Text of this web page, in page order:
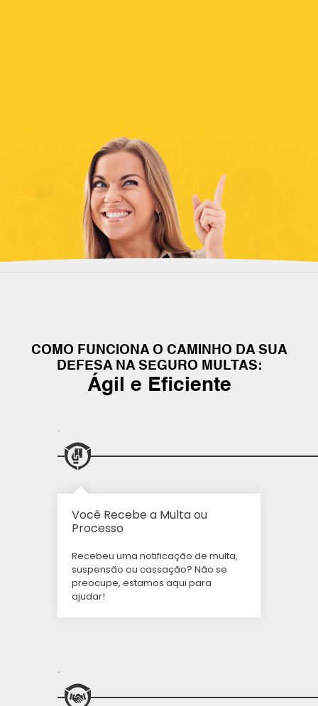
COMO FUNCIONA O CAMINHO DA SUA
DEFESA NA SEGURO MULTAS:
Ágil e Eficiente
.
Você Recebe a Multa ou
Processo
Recebeu uma notificação de multa,
suspensão ou cassação? Não se
preocupe, estamos aqui para
ajudar!
.